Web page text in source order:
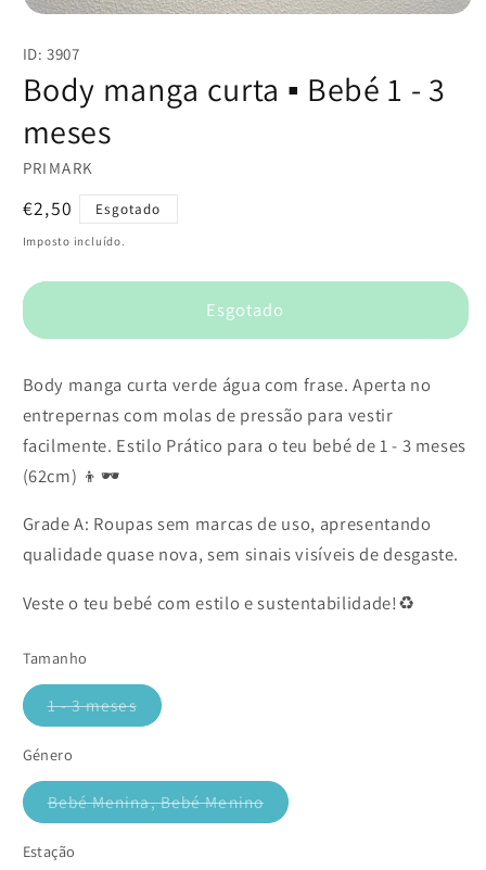
multimédia
em
modal
ID: 3907
Body manga curta ▪️ Bebé 1 - 3
meses
PRIMARK
Preço
normal
€2,50 Esgotado
Imposto incluído.
Esgotado
Body manga curta verde água com frase. Aperta no
entrepernas com molas de pressão para vestir
facilmente. Estilo Prático para o teu bebé de 1 - 3 meses
(62cm) 👦🕶️
Grade A: Roupas sem marcas de uso, apresentando
qualidade quase nova, sem sinais visíveis de desgaste.
Veste o teu bebé com estilo e sustentabilidade!♻️
Tamanho
1 - 3 meses
Variante
Género
Bebé Menina, Bebé Menino
Estação